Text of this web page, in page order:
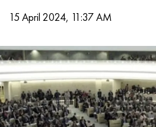
15 April 2024, 11:37 AM